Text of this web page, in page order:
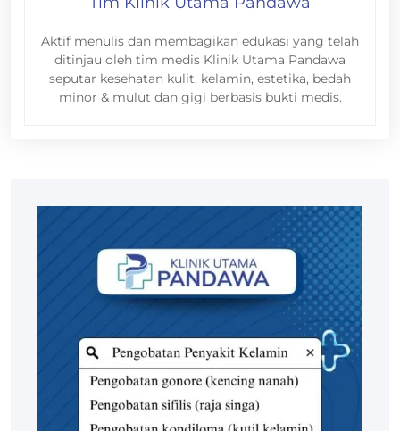
Aktif menulis dan membagikan edukasi yang telah
ditinjau oleh tim medis Klinik Utama Pandawa
seputar kesehatan kulit, kelamin, estetika, bedah
minor & mulut dan gigi berbasis bukti medis.